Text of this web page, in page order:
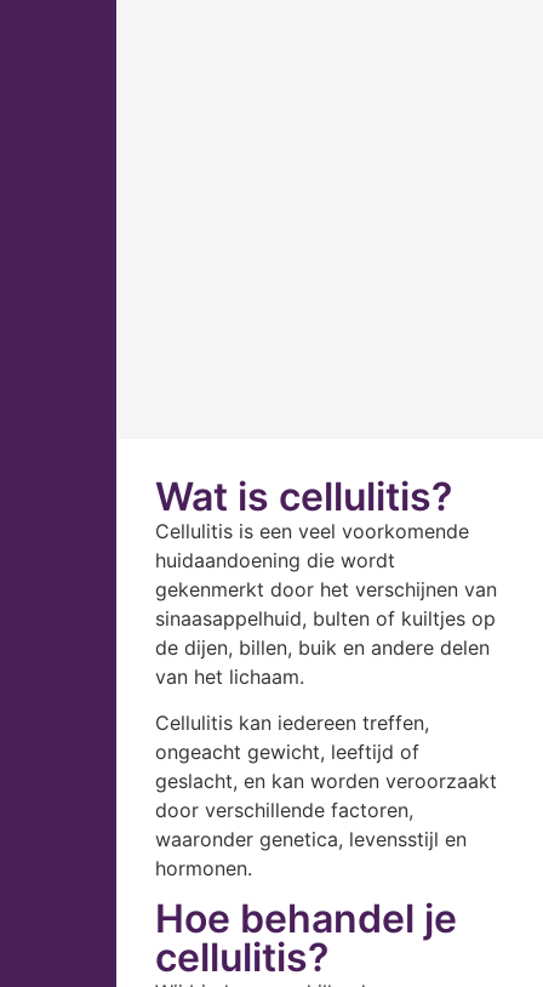
Wat is cellulitis?
Cellulitis is een veel voorkomende
huidaandoening die wordt
gekenmerkt door het verschijnen van
sinaasappelhuid, bulten of kuiltjes op
de dijen, billen, buik en andere delen
van het lichaam.
Cellulitis kan iedereen treffen,
ongeacht gewicht, leeftijd of
geslacht, en kan worden veroorzaakt
door verschillende factoren,
waaronder genetica, levensstijl en
hormonen.
Hoe behandel je
cellulitis?